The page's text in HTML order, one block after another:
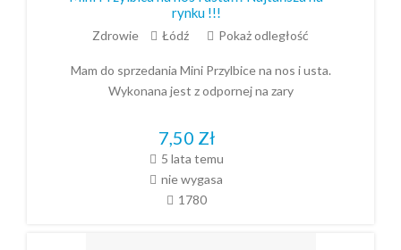
rynku !!!
Zdrowie Łódź Pokaż odległość
Mam do sprzedania Mini Przylbice na nos i usta.
Wykonana jest z odpornej na zary
7,50 Zł
5 lata temu
nie wygasa
1780